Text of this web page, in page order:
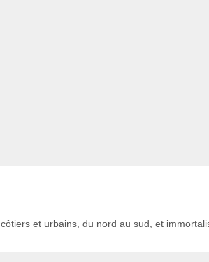
et urbains, du nord au sud, et